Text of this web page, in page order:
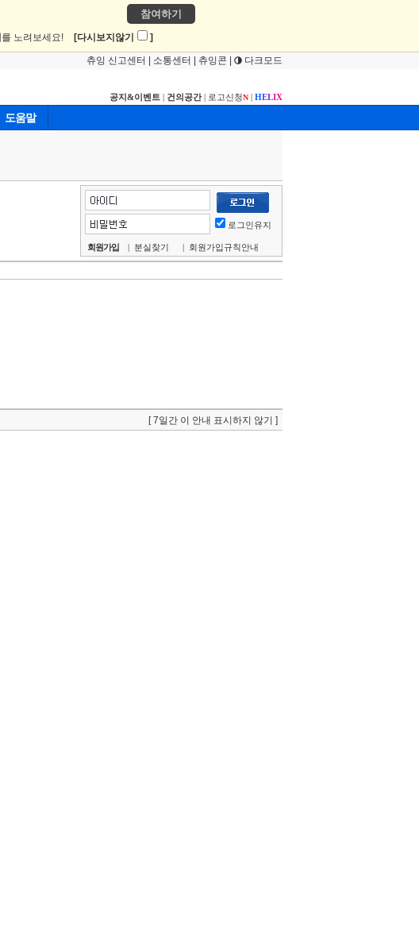
참여하기
를 노려보세요! [다시보지않기 ]
츄잉 신고센터 소통센터 츄잉콘 다크모드
공지&이벤트 | 건의공간| 로고신청N | HELIX
도움말
로그인유지
회원가입 | 분실찾기 | 회원가입규칙안내
[ 7일간 이 안내 표시하지 않기 ]